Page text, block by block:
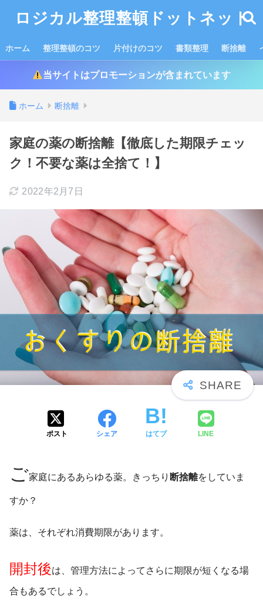
ロジカル整理整頓ドットネット
ホーム 整理整頓のコツ 片付けのコツ 書類整理 断捨離
当サイトはプロモーションが含まれています
ホーム 断捨離
家庭の薬の断捨離【徹底した期限チェッ
ク！不要な薬は全捨て！】
2022年2月7日
ポスト シェア はてブ LINE
ご家庭にあるあらゆる薬。きっちり 断捨離をしていま
すか？
薬は、それぞれ消費期限があります。
開封後は、管理方法によってさらに期限が短くなる場
合もあるでしょう。